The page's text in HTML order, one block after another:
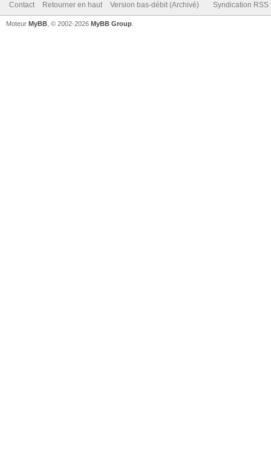
Contact Retourner en haut Version bas-débit (Archivé) Syndication RSS
Moteur MyBB , © 2002-2026 MyBB Group